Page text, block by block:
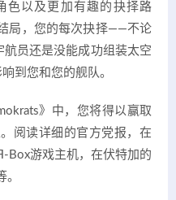
色以及更加有趣的抉择路
局，您的每次抉择——不论
航员还是没能成功组装太空
到您和您的舰队。
》中，您将得以赢取
阅读详细的官方党报，在
Box游戏主机，在伏特加的